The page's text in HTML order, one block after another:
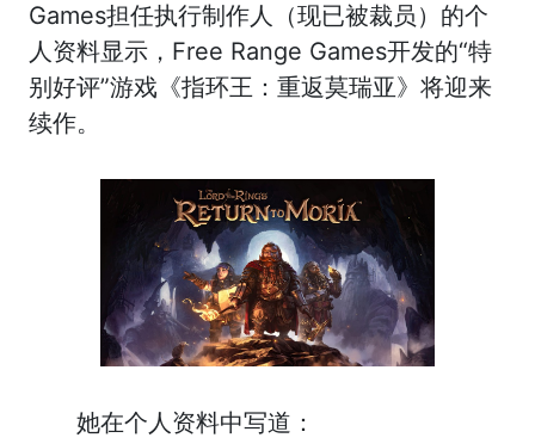
Games担任执行制作人（现已被裁员）的个
人资料显示，Free Range Games开发的“特
别好评”游戏《指环王：重返莫瑞亚》将迎来
续作。
她在个人资料中写道：